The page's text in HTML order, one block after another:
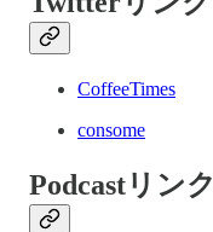
CoffeeTimes
consome
Podcastリンク